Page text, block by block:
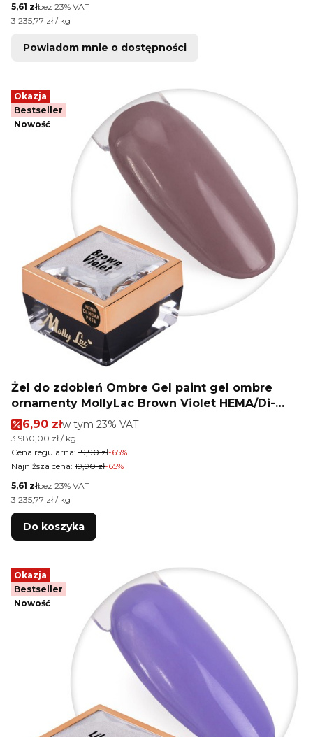
Cena netto
5,61 złbez 23% VAT
Cena jednostkowa netto
3 235,77 zł / kg
Powiadom mnie o dostępności
Okazja
Bestseller
Nowość
Żel do zdobień Ombre Gel paint gel ombre
ornamenty MollyLac Brown Violet HEMA/Di-
HEMA Free Nr 20 5g
Cena promocyjna brutto
6,90 złw tym %s VAT
w tym 23% VAT
Cena jednostkowa brutto
3 980,00 zł / kg
Cena regularna: 19,90 zł-65%
Najniższa cena: 19,90 zł-65%
Cena netto
5,61 złbez 23% VAT
Cena jednostkowa netto
3 235,77 zł / kg
Do koszyka
Okazja
Bestseller
Nowość